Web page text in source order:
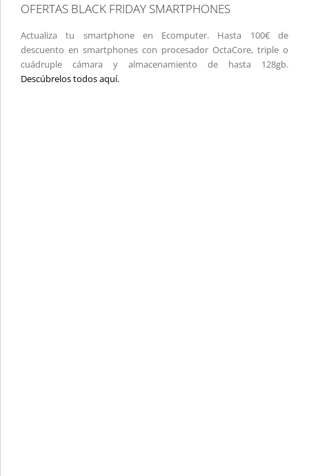
OFERTAS BLACK FRIDAY SMARTPHONES
Actualiza tu smartphone en Ecomputer. Hasta 100€ de
descuento en smartphones con procesador OctaCore, triple o
cuádruple cámara y almacenamiento de hasta 128gb.
Descúbrelos todos aquí.